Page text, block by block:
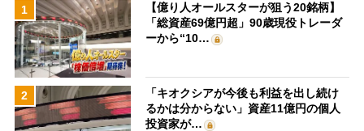
1
【億り人オールスターが狙う20銘柄】
「総資産69億円超」90歳現役トレーダ
ーから“10…
2
「キオクシアが今後も利益を出し続け
るかは分からない」資産11億円の個人
投資家が…